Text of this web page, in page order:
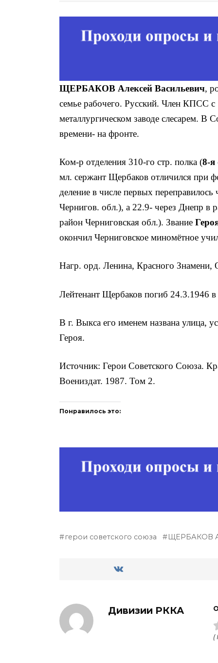
ЩЕРБАКОВ Алексей Васильевич,
семье рабочего. Русский. Член КПСС
металлургическом заводе слесарем. В
времени- на фронте.
Ком-р отделения 310-го стр. полка (8-я
мл. сержант Щербаков отличился при
деление в числе первых
Чернигов. обл.), а 22.9- через Днепр в
район Черниговская обл.). Звание
окончил Черниговское миномётное
Нагр. орд. Ленина, Красного Знамени,
Лейтенант Щербаков погиб 24.3.1946
В г. Выкса его именем названа улица,
Героя.
Источник: Герои Советского Союза.
Воениздат. 1987. Том 2.
Понравилось это:
герои советского союза ЩЕРБАКОВ
Дивизии РККА
(